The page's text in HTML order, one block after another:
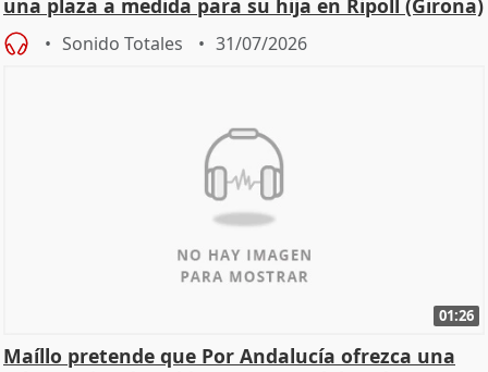
Sonido Totales 31/07/2026
01:26
Maíllo pretende que Por Andalucía ofrezca una